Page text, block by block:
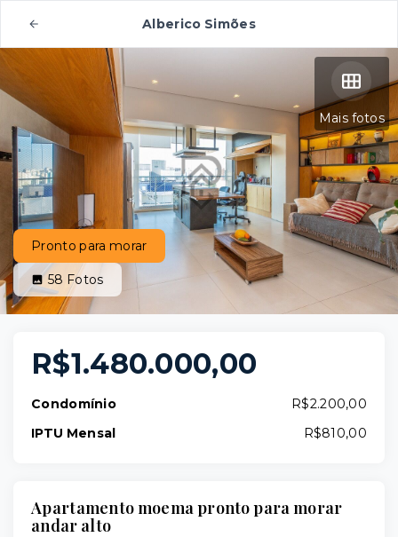
Alberico Simões
Mais fotos
Pronto para morar
58 Fotos
R$1.480.000,00
Condomínio
R$2.200,00
IPTU Mensal
R$810,00
Apartamento moema pronto para morar
andar alto